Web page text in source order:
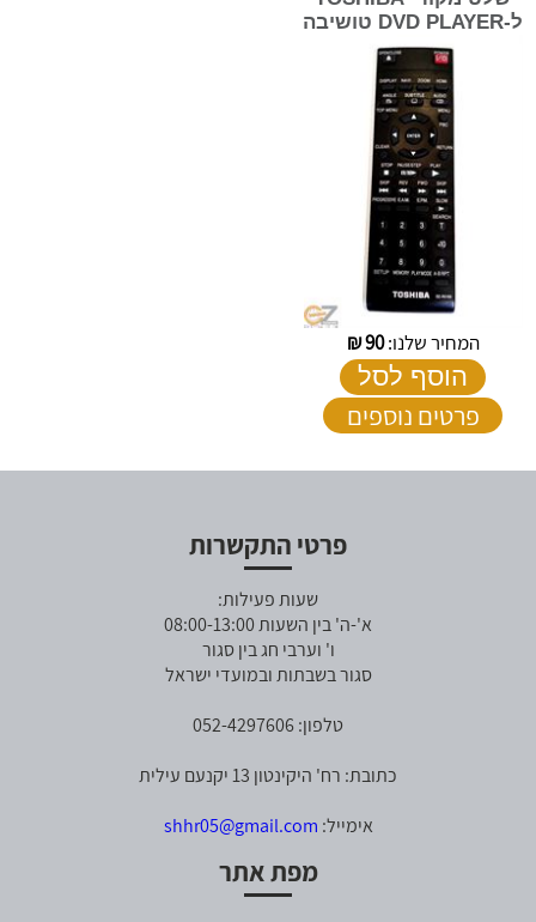
ל-DVD PLAYER טושיבה
המחיר שלנו:90
₪
הוסף לסל
פרטים נוספים
פרטי התקשרות
שעות פעילות:
א'-ה' בין השעות 08:00-13:00
ו' וערבי חג בין סגור
סגור בשבתות ובמועדי ישראל
טלפון: 052-4297606
כתובת: רח' היקינטון 13 יקנעם עילית
אימייל: shhr05@gmail.com
מפת אתר